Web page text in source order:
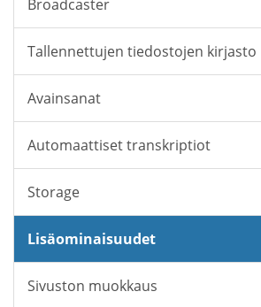
Broadcaster
Tallennettujen tiedostojen kirjasto
Avainsanat
Automaattiset transkriptiot
Storage
Lisäominaisuudet
Sivuston muokkaus